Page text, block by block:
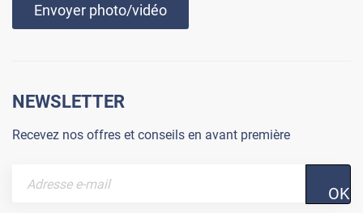
Envoyer photo/vidéo
NEWSLETTER
Recevez nos offres et conseils en avant première
OK